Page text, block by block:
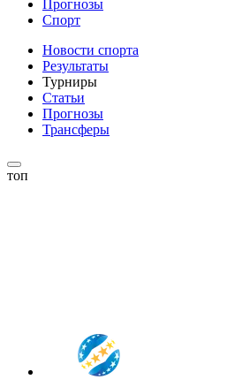
Прогнозы
Спорт
Новости спорта
Результаты
Турниры
Статьи
Прогнозы
Трансферы
топ